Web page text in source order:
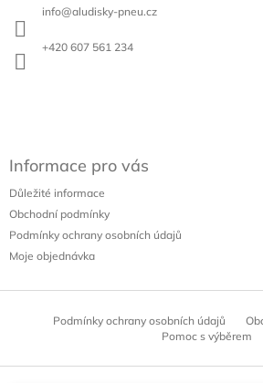
info@aludisky-pneu.cz
+420 607 561 234
Informace pro vás
Důležité informace
Obchodní podmínky
Podmínky ochrany osobních údajů
Moje objednávka
Podmínky ochrany osobních údajů
Pomoc s výběrem